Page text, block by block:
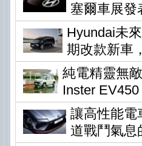
塞爾車展發
Hyundai未
期改款新車
純電精靈無
Inster
讓高性能電
道戰鬥氣息